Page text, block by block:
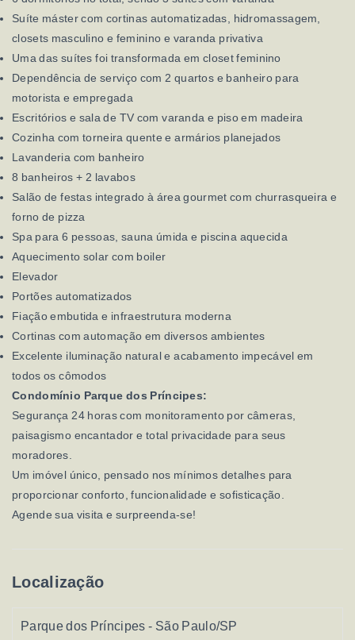
Suíte máster com cortinas automatizadas, hidromassagem,
closets masculino e feminino e varanda privativa
Uma das suítes foi transformada em closet feminino
Dependência de serviço com 2 quartos e banheiro para
motorista e empregada
Escritórios e sala de TV com varanda e piso em madeira
Cozinha com torneira quente e armários planejados
Lavanderia com banheiro
8 banheiros + 2 lavabos
Salão de festas integrado à área gourmet com churrasqueira e
forno de pizza
Spa para 6 pessoas, sauna úmida e piscina aquecida
Aquecimento solar com boiler
Elevador
Portões automatizados
Fiação embutida e infraestrutura moderna
Cortinas com automação em diversos ambientes
Excelente iluminação natural e acabamento impecável em
todos os cômodos
Condomínio Parque dos Príncipes:
Segurança 24 horas com monitoramento por câmeras,
paisagismo encantador e total privacidade para seus
moradores.
Um imóvel único, pensado nos mínimos detalhes para
proporcionar conforto, funcionalidade e sofisticação.
Agende sua visita e surpreenda-se!
Localização
Parque dos Príncipes - São Paulo/SP